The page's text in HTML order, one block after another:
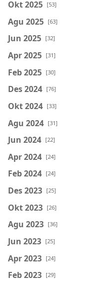
Okt 2025 [53]
Agu 2025 [63]
Jun 2025 [32]
Apr 2025 [31]
Feb 2025 [30]
Des 2024 [76]
Okt 2024 [33]
Agu 2024 [31]
Jun 2024 [22]
Apr 2024 [24]
Feb 2024 [24]
Des 2023 [25]
Okt 2023 [26]
Agu 2023 [36]
Jun 2023 [25]
Apr 2023 [24]
Feb 2023 [29]